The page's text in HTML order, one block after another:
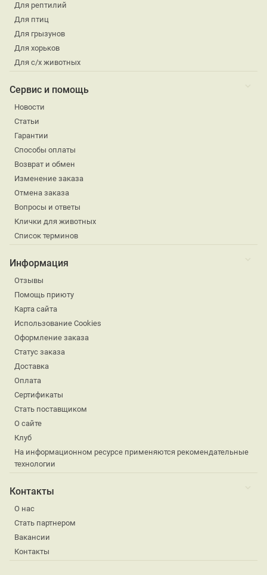
Для рептилий
Для птиц
Для грызунов
Для хорьков
Для с/х животных
Сервис и помощь
Новости
Статьи
Гарантии
Способы оплаты
Возврат и обмен
Изменение заказа
Отмена заказа
Вопросы и ответы
Клички для животных
Список терминов
Информация
Отзывы
Помощь приюту
Карта сайта
Использование Cookies
Оформление заказа
Статус заказа
Доставка
Оплата
Сертификаты
Стать поставщиком
О сайте
Клуб
На информационном ресурсе применяются рекомендательные
технологии
Контакты
О нас
Стать партнером
Вакансии
Контакты